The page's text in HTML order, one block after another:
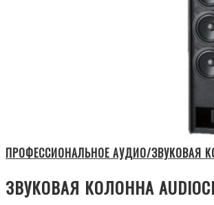
ПРОФЕССИОНАЛЬНОЕ АУДИО/ЗВУКОВАЯ
ЗВУКОВАЯ КОЛОННА